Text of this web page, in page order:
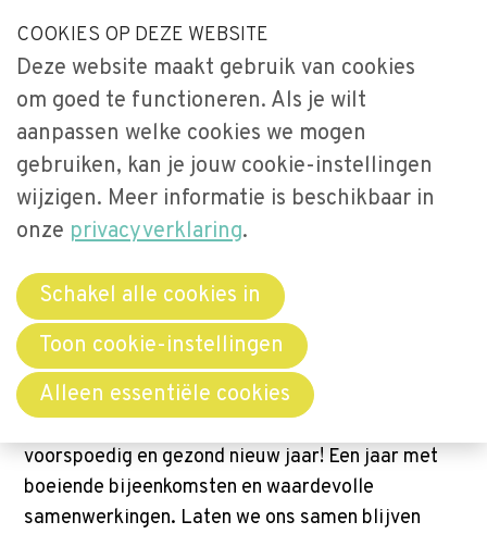
m
p
t
Our Phone Number:
033-2473461 Our Email Address:
secretariaat@videnet.nl
Menu
Een voorspoedig en gezond 2024!
2 januari 2024 Secretariaat
voorspoedig en gezond nieuw jaar! Een jaar met
boeiende bijeenkomsten en waardevolle
samenwerkingen. Laten we ons samen blijven
Home
Uitgelicht
Activiteiten
Over Vide
Leerstoel
Netwerken
Bibliotheek
Word lid
Contact
COOKIES OP DEZE WEBSITE
Deze website maakt gebruik van cookies
om goed te functioneren. Als je wilt
aanpassen welke cookies we mogen
gebruiken, kan je jouw cookie-instellingen
wijzigen. Meer informatie is beschikbaar in
onze privacyverklaring.
Schakel alle cookies in
Toon cookie-instellingen
Alleen essentiële cookies